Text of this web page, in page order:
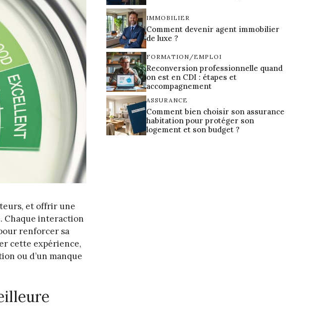
et offrir une
Chaque interaction
renforcer sa
cette expérience,
ou d’un manque
IMMOBILIER
Comment devenir agent immobilier
de luxe ?
FORMATION/EMPLOI
Reconversion professionnelle quand
on est en CDI : étapes et
accompagnement
ASSURANCE
Comment bien choisir son assurance
habitation pour protéger son
logement et son budget ?